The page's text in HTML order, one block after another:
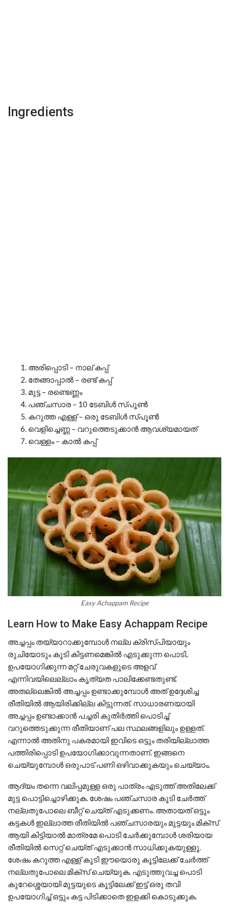
Ingredients
അരിപ്പൊടി – നാല് കപ്പ്
തേങ്ങാപ്പാൽ – രണ്ട് കപ്പ്
മുട്ട – രണ്ടെണ്ണം
പഞ്ചസാര – 10 ടേബിൾ സ്പൂൺ
കറുത്ത എള്ള് – ഒരു ടേബിൾ സ്പൂൺ
വെളിച്ചെണ്ണ – വറുത്തെടുക്കാൻ ആവശ്യമായത്
വെള്ളം – കാൽ കപ്പ്
Easy Achappam Recipe
Learn How to Make Easy Achappam Recipe
അച്ചപ്പം തയ്യാറാക്കുമ്പോൾ നല്ല ക്രിസ്പിയായും
രുചിയോടും കൂടി കിട്ടണമെങ്കിൽ എടുക്കുന്ന പൊടി,
ഉപയോഗിക്കുന്ന മറ്റ് ചേരുവകളുടെ അളവ്
എന്നിവയിലെല്ലാം കൃത്യത പാലിക്കേണ്ടതുണ്ട്.
അതല്ലെങ്കിൽ അച്ചപ്പം ഉണ്ടാക്കുമ്പോൾ അത് ഉദ്ദേശിച്ച
രീതിയിൽ ആയിരിക്കില്ല കിട്ടുന്നത്. സാധാരണയായി
അച്ചപ്പം ഉണ്ടാക്കാൻ പച്ചരി കുതിർത്തി പൊടിച്ച്
വറുത്തെടുക്കുന്ന രീതിയാണ് പല സ്ഥലങ്ങളിലും ഉള്ളത്.
എന്നാൽ അതിനു പകരമായി ഇവിടെ ഒട്ടും തരിയില്ലാത്ത
പത്തിരിപ്പൊടി ഉപയോഗിക്കാവുന്നതാണ്. ഇങ്ങനെ
ചെയ്യുമ്പോൾ ഒരുപാട് പണി ഒഴിവാക്കുകയും ചെയ്യാം.
ആദ്യം തന്നെ വലിപ്പമുള്ള ഒരു പാത്രം എടുത്ത് അതിലേക്ക്
മുട്ട പൊട്ടിച്ചൊഴിക്കുക. ശേഷം പഞ്ചസാര കൂടി ചേർത്ത്
നല്ലതുപോലെ ബീറ്റ് ചെയ്ത് എടുക്കണം. അതായത് ഒട്ടും
കട്ടകൾ ഇല്ലാത്ത രീതിയിൽ പഞ്ചസാരയും മുട്ടയും മിക്സ്
ആയി കിട്ടിയാൽ മാത്രമേ പൊടി ചേർക്കുമ്പോൾ ശരിയായ
രീതിയിൽ സെറ്റ് ചെയ്ത് എടുക്കാൻ സാധിക്കുകയുള്ളൂ.
ശേഷം കറുത്ത എള്ള് കൂടി ഈയൊരു കൂട്ടിലേക്ക് ചേർത്ത്
നല്ലതുപോലെ മിക്സ് ചെയ്യുക. എടുത്തുവച്ച പൊടി
കുറേശ്ശെയായി മുട്ടയുടെ കൂട്ടിലേക്ക് ഇട്ട് ഒരു തവി
ഉപയോഗിച്ച് ഒട്ടും കട്ട പിടിക്കാതെ ഇളക്കി കൊടുക്കുക.